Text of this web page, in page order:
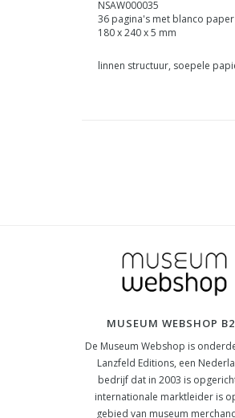
NSAW000035
36 pagina's met blanco paper
180 x 240 x 5 mm
linnen structuur, soepele
MUSEUM WEBSHOP
De Museum Webshop is
Lanzfeld Editions, een
bedrijf dat in 2003 is
internationale marktleider is
gebied van museum